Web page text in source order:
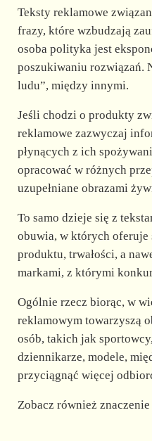
Teksty reklamowe
frazy, które wzbudzają
osoba polityka jest
poszukiwaniu rozwiązań.
ludu”, między innymi.
Jeśli chodzi o produkty
reklamowe zazwyczaj
płynących z ich
opracować w różnych
uzupełniane obrazami
To samo dzieje się z
obuwia, w których
produktu, trwałości, a
markami, z którymi
Ogólnie rzecz biorąc, w
reklamowym towarzyszą
osób, takich jak
dziennikarze, modele,
przyciągnąć więcej
Zobacz również